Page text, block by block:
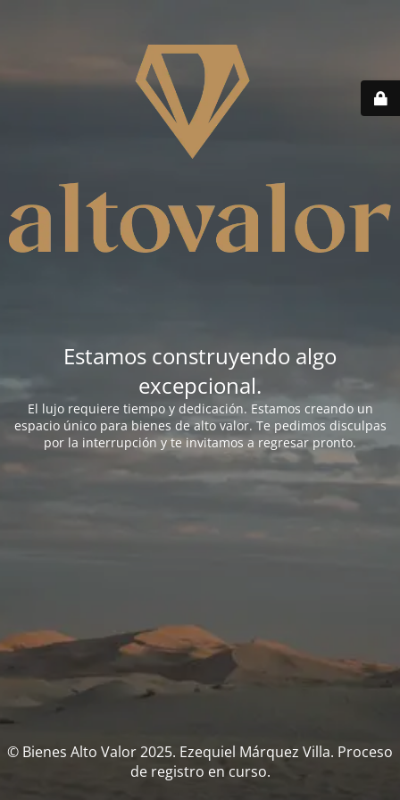
Estamos construyendo algo
excepcional.
El lujo requiere tiempo y dedicación. Estamos creando un
espacio único para bienes de alto valor. Te pedimos disculpas
por la interrupción y te invitamos a regresar pronto.
© Bienes Alto Valor 2025. Ezequiel Márquez Villa. Proceso
de registro en curso.